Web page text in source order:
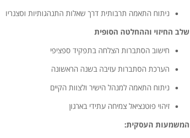
ניתוח התאמה תרבותית דרך שאלות התנהגותיות וסצנריו
שלב החיזוי וההחלטה הסופית
חישוב הסתברות הצלחה בתפקיד ספציפי
הערכת הסתברות עזיבה בשנה הראשונה
ניתוח התאמה למנהל הישיר ולצוות הקיים
זיהוי פוטנציאל צמיחה עתידי בארגון
המשמעות העסקית: